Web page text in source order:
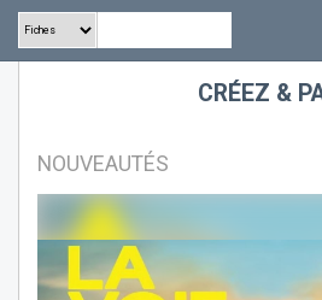
CRÉEZ &
NOUVEAUTÉS